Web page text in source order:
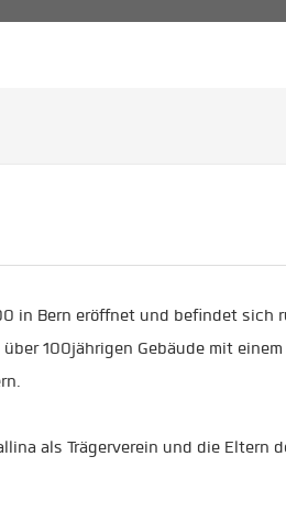
in Bern eröffnet und befindet sich
100jährigen Gebäude mit
als Trägerverein und die Eltern